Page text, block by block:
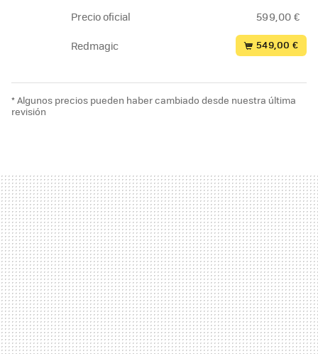
Precio oficial 599,00 €
Redmagic 549,00 €
* Algunos precios pueden haber cambiado desde nuestra última
revisión